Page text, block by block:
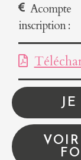
Acompte
inscription :